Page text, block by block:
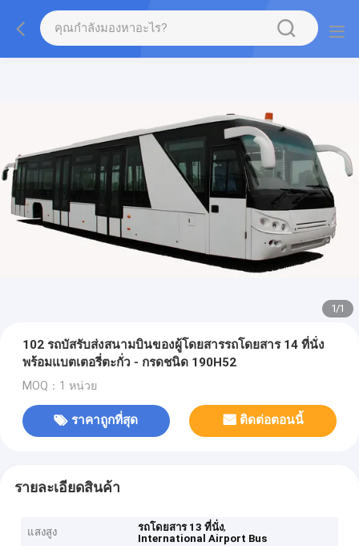
1/1
102 รถบัสรับส่งสนามบินของผู้โดยสารรถโดยสาร 14 ที่นั่ง
พร้อมแบตเตอรี่ตะกั่ว - กรดชนิด 190H52
MOQ：1 หน่วย
ราคาถูกที่สุด ติดต่อตอนนี้
รายละเอียดสินค้า
แสงสูง รถโดยสาร 13 ที่นั่ง,
International Airport Bus